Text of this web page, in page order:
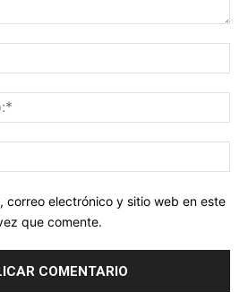
correo electrónico y sitio web en este
que comente.